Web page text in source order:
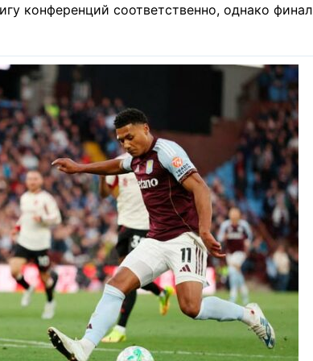
конференций соответственно, однако финал